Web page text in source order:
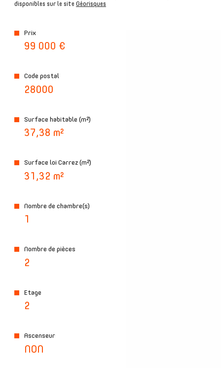
la
plus d'informations sur
le quartier
bilan
disponibles sur le site Géorisques
Prix
99 000 €
Code postal
28000
Surface habitable (m²)
37,38 m²
Surface loi Carrez (m²)
31,32 m²
Nombre de chambre(s)
1
Nombre de pièces
2
Etage
2
Ascenseur
NON